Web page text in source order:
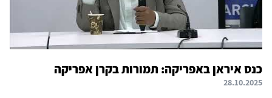
כנס איראן באפריקה: תמורות בקרן אפריקה
28.10.2025